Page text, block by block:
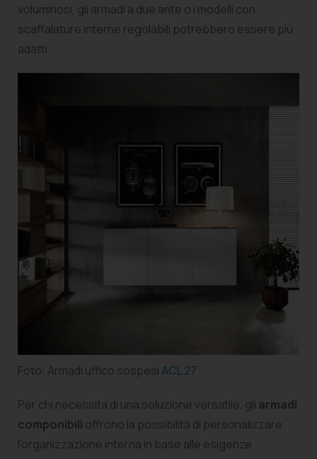
voluminosi, gli armadi a due ante o i modelli con
scaffalature interne regolabili potrebbero essere più
adatti.
Foto: Armadi uffico sospesiACL 27
Per chi necessita di una soluzione versatile, gli armadi
componibili offrono la possibilità di personalizzare
l’organizzazione interna in base alle esigenze